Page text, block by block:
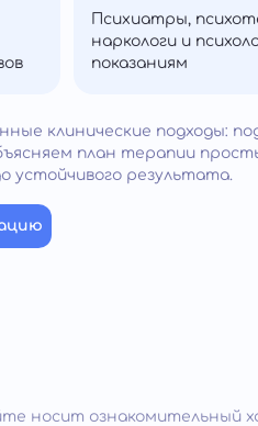
Психиатры,
наркологи и
показаниям
клинические подходы:
план терапии
устойчивого результата.
носит ознакомительный